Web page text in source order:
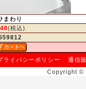
まわり
(税込)
ライバシーポリシー
通信
Copyright ©